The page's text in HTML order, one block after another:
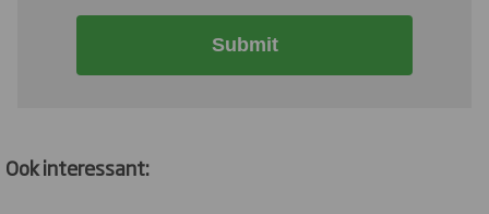
Submit
Ook interessant: